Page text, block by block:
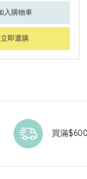
入購物車
立即選購
買滿